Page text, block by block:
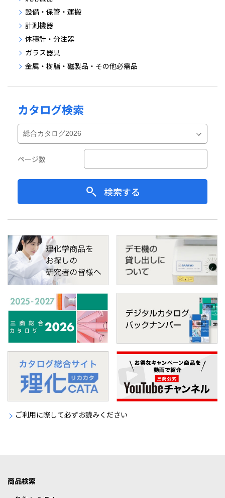
設備・保管・運搬
計測機器
体積計・分注器
ガラス器具
金属・樹脂・磁製品・その他必需品
カタログ検索
ページ数
検索する
ご利用に際して必ずお読みください
商品検索